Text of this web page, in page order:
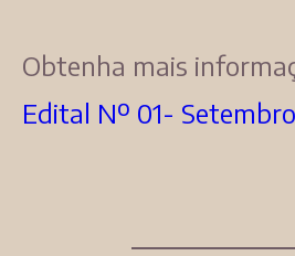
Obtenha mais
Edital Nº 01-